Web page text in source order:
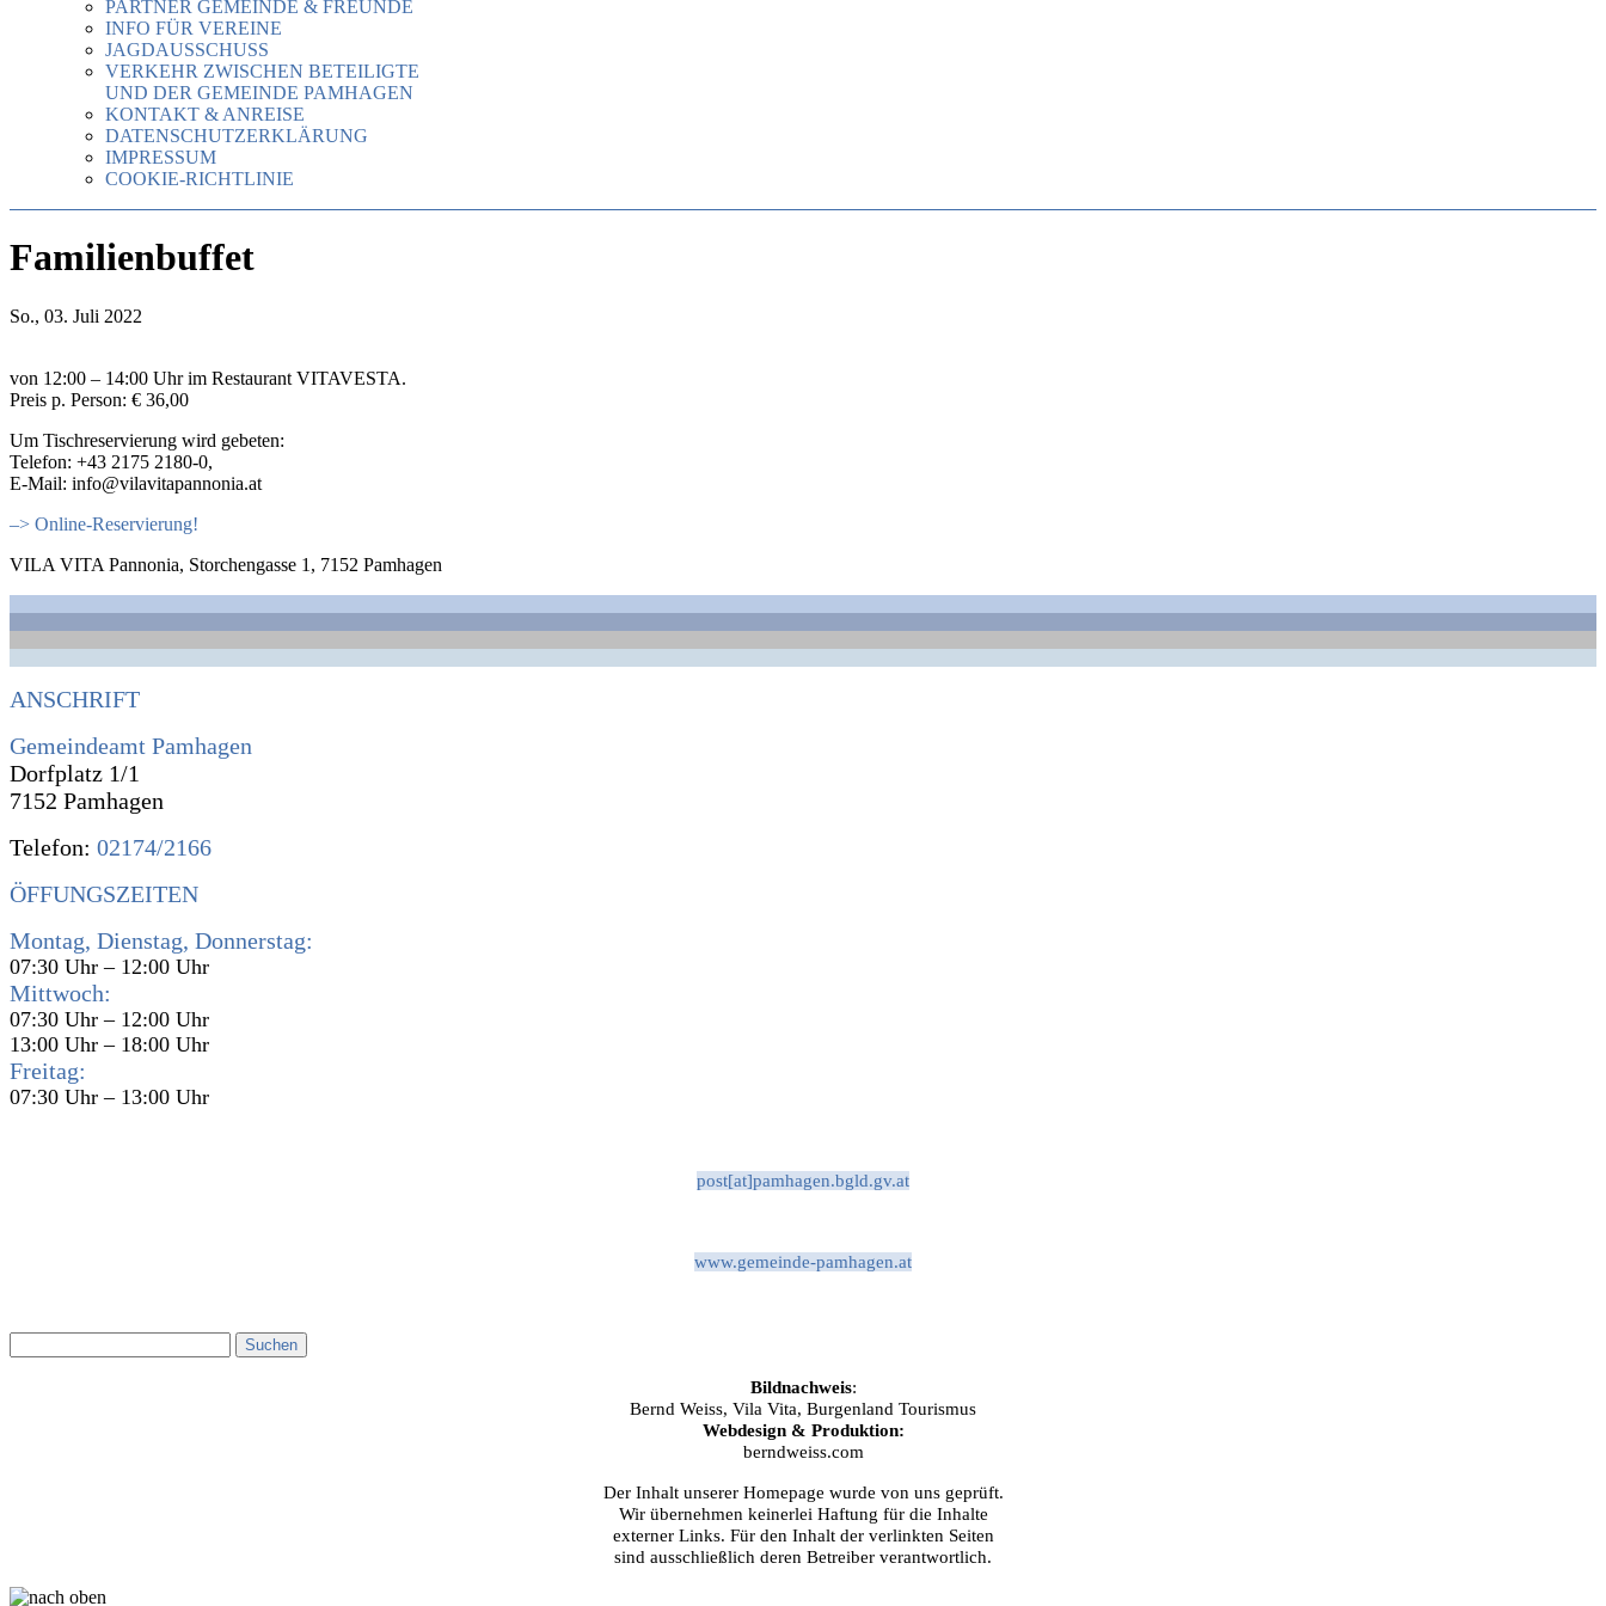
PARTNER GEMEINDE & FREUNDE
INFO FÜR VEREINE
JAGDAUSSCHUSS
VERKEHR ZWISCHEN BETEILIGTE
UND DER GEMEINDE PAMHAGEN
KONTAKT & ANREISE
DATENSCHUTZERKLÄRUNG
IMPRESSUM
COOKIE-RICHTLINIE
Familienbuffet
So., 03. Juli 2022
von 12:00 – 14:00 Uhr im Restaurant VITAVESTA.
Preis p. Person: € 36,00
Um Tischreservierung wird gebeten:
Telefon: +43 2175 2180-0,
E-Mail: info@vilavitapannonia.at
–> Online-Reservierung!
VILA VITA Pannonia, Storchengasse 1, 7152 Pamhagen
ANSCHRIFT
Gemeindeamt Pamhagen
Dorfplatz 1/1
7152 Pamhagen
Telefon: 02174/2166
ÖFFUNGSZEITEN
Montag, Dienstag, Donnerstag:
07:30 Uhr – 12:00 Uhr
Mittwoch:
07:30 Uhr – 12:00 Uhr
13:00 Uhr – 18:00 Uhr
Freitag:
07:30 Uhr – 13:00 Uhr
post[at]pamhagen.bgld.gv.at
www.gemeinde-pamhagen.at
Bildnachweis:
Bernd Weiss, Vila Vita, Burgenland Tourismus
Webdesign & Produktion:
berndweiss.com
Der Inhalt unserer Homepage wurde von uns geprüft.
Wir übernehmen keinerlei Haftung für die Inhalte
externer Links. Für den Inhalt der verlinkten Seiten
sind ausschließlich deren Betreiber verantwortlich.